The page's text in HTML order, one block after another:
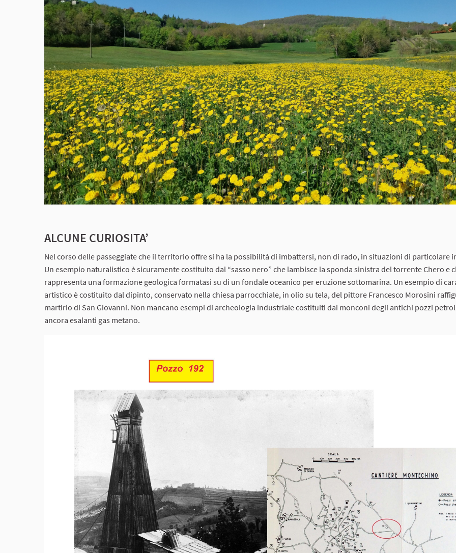
ALCUNE CURIOSITA’
Nel corso delle passeggiate che il territorio offre si ha la possibilità di imbattersi, non di rado, in situazioni di particolare
Un esempio naturalistico è sicuramente costituito dal “sasso nero” che lambisce la sponda sinistra del torrente Chero e
rappresenta una formazione geologica formatasi su di un fondale oceanico per eruzione sottomarina. Un esempio di
artistico è costituito dal dipinto, conservato nella chiesa parrocchiale, in olio su tela, del pittore Francesco Morosini
martirio di San Giovanni. Non mancano esempi di archeologia industriale costituiti dai monconi degli antichi pozzi
ancora esalanti gas metano.